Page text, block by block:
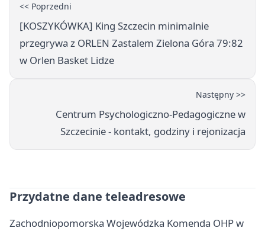
<< Poprzedni
[KOSZYKÓWKA] King Szczecin minimalnie
przegrywa z ORLEN Zastalem Zielona Góra 79:82
w Orlen Basket Lidze
Następny >>
Centrum Psychologiczno-Pedagogiczne w
Szczecinie - kontakt, godziny i rejonizacja
Przydatne dane teleadresowe
Zachodniopomorska Wojewódzka Komenda OHP w